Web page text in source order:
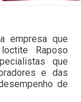
empresa que
Raposo
que
e das
de